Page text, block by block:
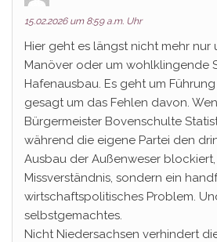
15.02.2026 um 8:59 a.m. Uhr
Hier geht es längst nicht mehr nur
Manöver oder um wohlklingende
Hafenausbau. Es geht um
gesagt um das Fehlen davon.
Bürgermeister Bovenschulte
während die eigene Partei den
Ausbau der Außenweser
Missverständnis, sondern ein
wirtschaftspolitisches Problem.
selbstgemachtes.
Nicht Niedersachsen verhindert